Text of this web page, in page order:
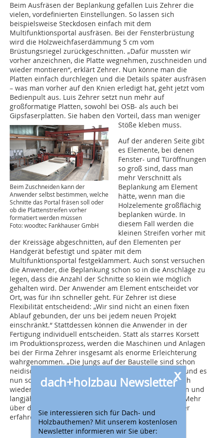
Beim Ausfräsen der Beplankung gefallen Luis Zehrer die
vielen, vordefinierten Einstellungen. So lassen sich
beispielsweise Steckdosen einfach mit dem
Multifunktionsportal ausfräsen. Bei der Fensterbrüstung
wird die Holzweichfaserdämmung 5 cm vom
Brüstungsriegel zurückgeschnitten. „Dafür mussten wir
vorher anzeichnen, die Platte wegnehmen, zuschneiden und
wieder montieren“, erklärt Zehrer. Nun könne man die
Platten einfach durchlegen und die Details später ausfräsen
– was man vorher auf den Knien erledigt hat, geht jetzt vom
Bedienpult aus. Luis Zehrer setzt nun mehr auf
großformatige Platten, sowohl bei OSB- als auch bei
Gipsfaserplatten. Sie haben den Vorteil, dass man weniger
Stöße kleben muss.
Beim Zuschneiden kann der
Anwender selbst bestimmen, welche
Schnitte das Portal fräsen soll oder
ob die Plattenstreifen vorher
formatiert werden müssen
Foto: woodtec Fankhauser GmbH
Auf der anderen Seite gibt
es Elemente, bei denen
Fenster- und Türöffnungen
so groß sind, dass man
mehr Verschnitt als
Beplankung am Element
hätte, wenn man die
Holzelemente großflächig
beplanken würde. In
diesem Fall werden die
kleinen Streifen vorher mit
der Kreissäge abgeschnitten, auf den Elementen per
Handgerät befestigt und später mit dem
Multifunktionsportal festgeklammert. Auch sonst versuchen
die Anwender, die Beplankung schon so in die Anschläge zu
legen, dass die Anzahl der Schnitte so klein wie möglich
gehalten wird. Der Anwender am Element entscheidet vor
Ort, was für ihn schneller geht. Für Zehrer ist diese
Flexibilität entscheidend: „Wir sind nicht an einen fixen
Ablauf gebunden, der uns bei jedem neuen Projekt
einschränkt.“ Stattdessen können die Anwender in der
Fertigung individuell entscheiden. Statt als starres Korsett
im Produktionsprozess, werden die Maschinen und Anlagen
bei der Firma Zehrer insgesamt als enorme Erleichterung
wahrgenommen. „Die Jungs auf der Baustelle sind schon
neidisch, dass die Vorfertigung so gut ausgerüstet ist und es
nun so einfach geht“, sagt Zehrer. Dadurch sollen auch
wieder mehr Fachkräfte für die Vorfertigung gewonnen und
langjährige Mitarbeitende lange beschäftigt werden. Mehr
über das Multifunktionsportal von woodtec Fankhauser
erfahren Sie unterwww.woodtec.ch.
x
dach+holzbau Newsletter
Sie interessieren sich für Dach- und
Holzbauthemen? Mit unserem kostenlosen
Newsletter informieren wir Sie über: